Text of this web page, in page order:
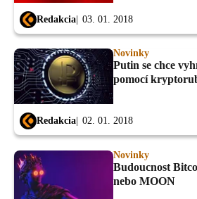
Redakcia 03. 01. 2018
Novinky
Putin se chce
pomocí
Redakcia 02. 01. 2018
Novinky
Budoucnost
nebo MOON